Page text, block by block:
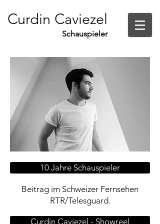
Schauspieler
Curdin Caviezel
10 Jahre Schauspieler
Beitrag im Schweizer Fernsehen
RTR/Telesguard.
Curdin Caviezel - Showreel